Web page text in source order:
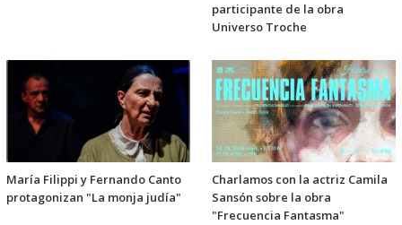
participante de la obra
Universo Troche
María Filippi y Fernando Canto
protagonizan "La monja judía"
Charlamos con la actriz Camila
Sansón sobre la obra
"Frecuencia Fantasma"